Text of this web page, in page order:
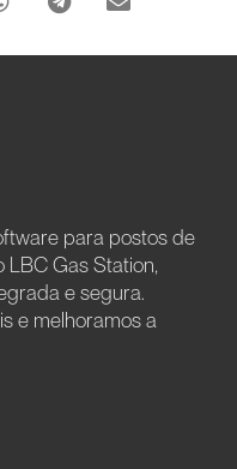
para postos de
LBC Gas Station,
e segura.
e melhoramos a